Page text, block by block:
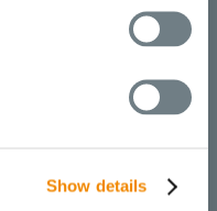
Show details
点があり